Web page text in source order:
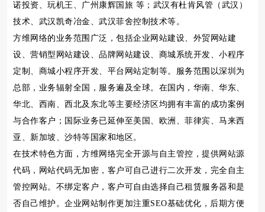
诺投资、玩机王、广州康辉国旅 等；武汉有杜肯风管（武汉）
技术、武汉凯奇冶金、武汉菲舍控制技术等。
方维网络的业务范围广泛，包括企业网站建设、外贸网站建
设、营销型网站建设、品牌网站建设、商城系统开发、小程序
定制、商城小程序开发、平台网站定制等。服务范围以深圳为
总部，业务辐射全国，服务遍及全球。在国内，华南、华东、
华北、西南、西北及东北等主要经济区均拥有丰富的成功案例
与合作客户；国际业务已延伸至美国、欧洲、菲律宾、马来西
亚、新加坡、沙特等国家和地区。
在技术特色方面，方维网络完全开源与自主管控，提供网站源
代码，网站代码无加密，客户可自己进行二次开发，完全自主
管控网站。不绑定客户，客户可自由选择自己租赁服务器和是
否自己维护。企业网站制作更加注重SEO基础优化，后期方便